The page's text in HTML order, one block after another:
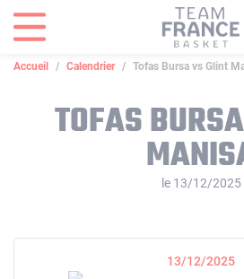
Accueil Calendrier Tofas Bursa vs Glint
TOFAS
le 13/12/2025
13/12/2025
Panneau de gestion des cookies